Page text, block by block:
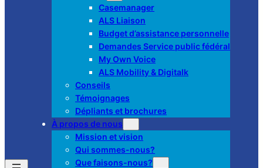
Casemanager
ALS Liaison
Budget d’assistance personnelle
Demandes Service public fédéral
My Own Voice
ALS Mobility & Digitalk
Conseils
Témoignages
Dépliants et brochures
À propos de nous
Mission et vision
Qui sommes-nous?
Que faisons-nous?